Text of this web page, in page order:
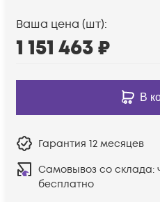
Ваша цена (шт):
1 151 463₽
В
Гарантия 12 месяцев
Самовывоз со склада:
бесплатно